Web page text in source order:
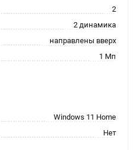
2
2 динамика
направлены вверх
1 Мп
Windows 11 Home
Нет